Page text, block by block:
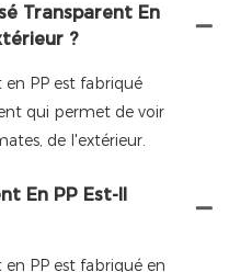
Transparent En
?
en PP est fabriqué
qui permet de voir
de l'extérieur.
En PP Est-Il
PP est fabriqué en